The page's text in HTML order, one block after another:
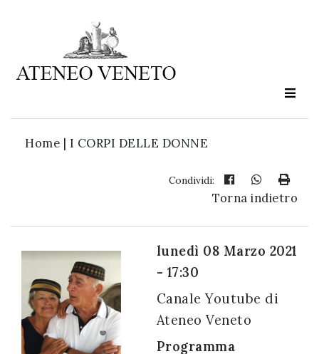
Home | I CORPI DELLE DONNE
Condividi:
Torna indietro
lunedì 08 Marzo 2021
- 17:30
Canale Youtube di
Ateneo Veneto
Programma
Ateneo
è
cultura
newsletter: